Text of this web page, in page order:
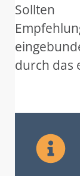
durch das